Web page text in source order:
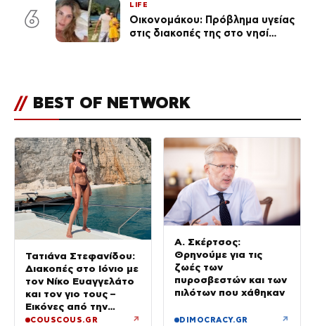
6
LIFE
Οικονομάκου: Πρόβλημα υγείας
στις διακοπές της στο νησί
// BEST OF NETWORK
Τατιάνα Στεφανίδου:
Διακοπές στο Ιόνιο με
τον Νίκο Ευαγγελάτο
και τον γιο τους –
Εικόνες από την
Κεφαλονιά
COUSCOUS.GR ↗
Α. Σκέρτσος:
Θρηνούμε για τις
ζωές των
πυροσβεστών και των
πιλότων που χάθηκαν
DIMOCRACY.GR ↗